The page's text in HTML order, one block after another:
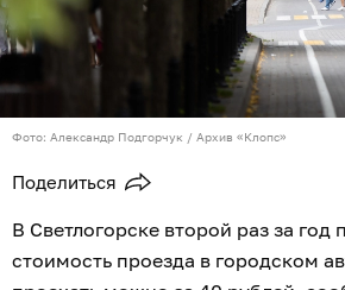
Фото: Александр Подгорчук / Архив «Клопс»
Поделиться
В Светлогорске второй раз за год
стоимость проезда в городском